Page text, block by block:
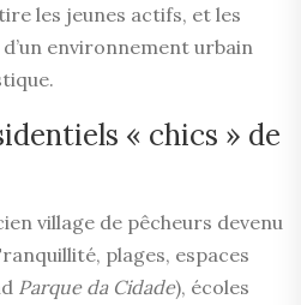
les jeunes actifs, et les
environnement urbain
« chics » de
village de pêcheurs devenu
plages, espaces
Parque da Cidade), écoles